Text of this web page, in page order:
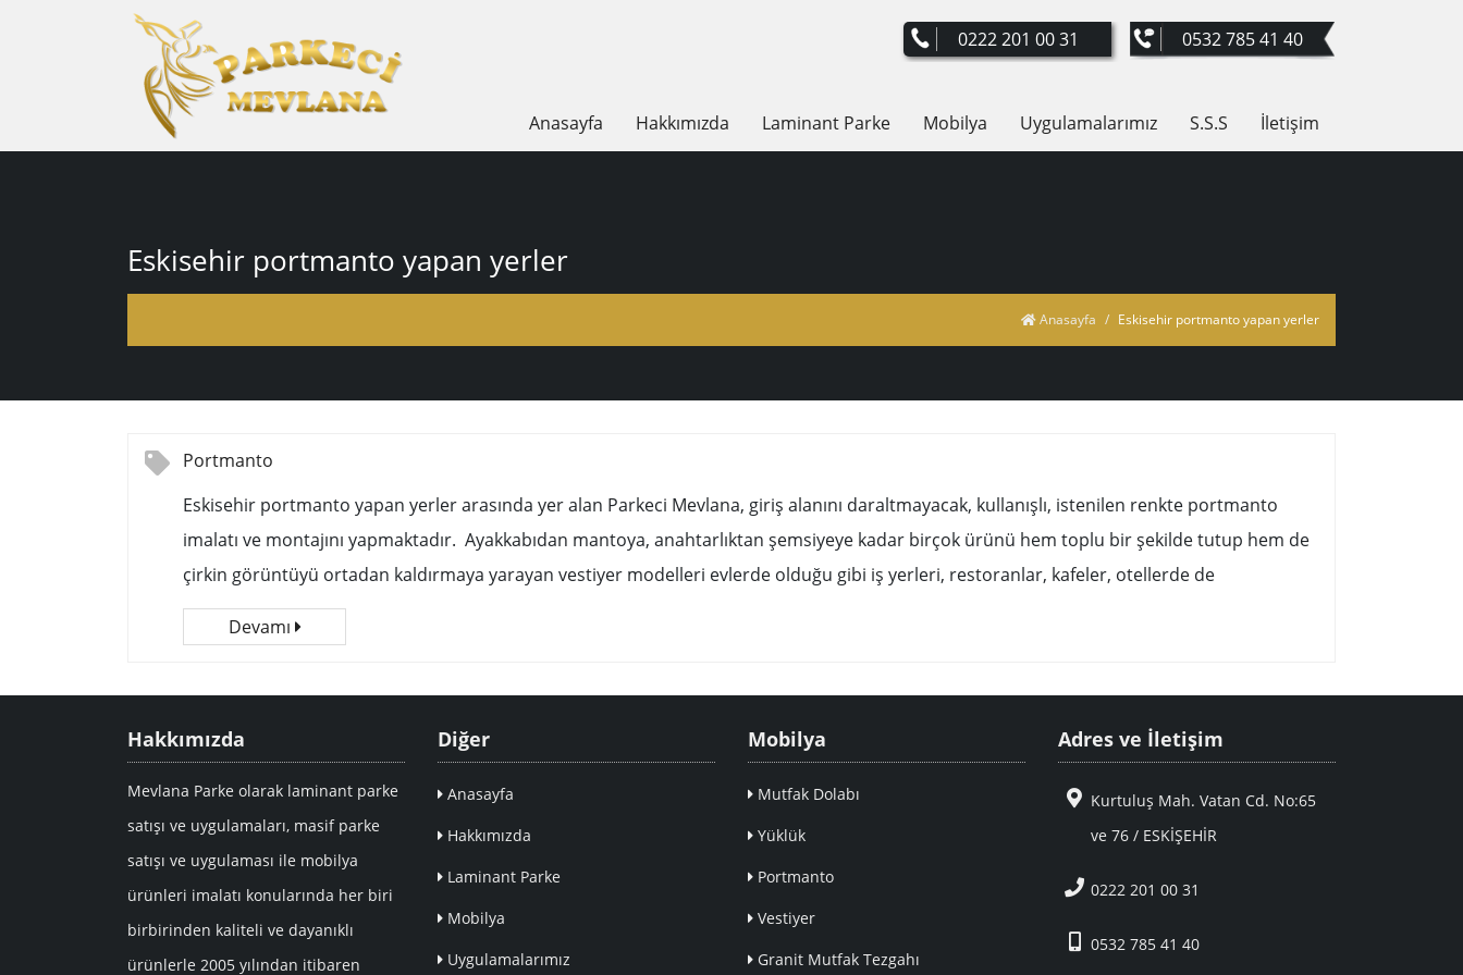
0222 201 00 31 0532 785 41 40
Anasayfa Hakkımızda Laminant Parke Mobilya Uygulamalarımız S.S.S İletişim
Eskisehir portmanto yapan yerler
Anasayfa Eskisehir portmanto yapan yerler
Portmanto
Eskisehir portmanto yapan yerler arasında yer alan Parkeci Mevlana, giriş alanını daraltmayacak, kullanışlı, istenilen renkte portmanto
imalatı ve montajını yapmaktadır. Ayakkabıdan mantoya, anahtarlıktan şemsiyeye kadar birçok ürünü hem toplu bir şekilde tutup hem de
çirkin görüntüyü ortadan kaldırmaya yarayan vestiyer modelleri evlerde olduğu gibi iş yerleri, restoranlar, kafeler, otellerde de
Devamı
Hakkımızda
Mevlana Parke olarak laminant parke
satışı ve uygulamaları, masif parke
satışı ve uygulaması ile mobilya
ürünleri imalatı konularında her biri
birbirinden kaliteli ve dayanıklı
ürünlerle 2005 yılından itibaren
Diğer
Anasayfa
Hakkımızda
Laminant Parke
Mobilya
Uygulamalarımız
Mobilya
Mutfak Dolabı
Yüklük
Portmanto
Vestiyer
Granit Mutfak Tezgahı
Adres ve İletişim
Kurtuluş Mah. Vatan Cd. No:65
ve 76 / ESKİŞEHİR
0222 201 00 31
0532 785 41 40